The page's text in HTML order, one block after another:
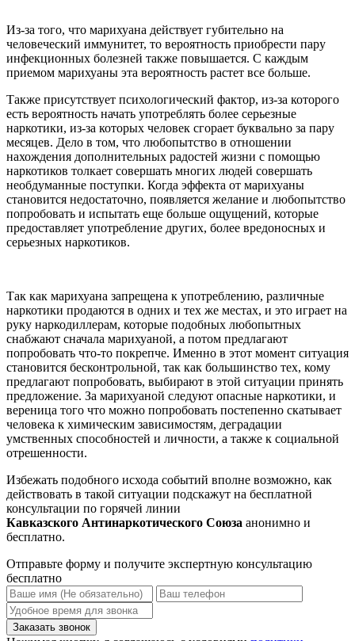
Из-за того, что марихуана действует губительно на
человеческий иммунитет, то вероятность приобрести пару
инфекционных болезней также повышается. С каждым
приемом марихуаны эта вероятность растет все больше.
Также присутствует психологический фактор, из-за которого
есть вероятность начать употреблять более серьезные
наркотики, из-за которых человек сгорает буквально за пару
месяцев. Дело в том, что любопытство в отношении
нахождения дополнительных радостей жизни с помощью
наркотиков толкает совершать многих людей совершать
необдуманные поступки. Когда эффекта от марихуаны
становится недостаточно, появляется желание и любопытство
попробовать и испытать еще больше ощущений, которые
предоставляет употребление других, более вредоносных и
серьезных наркотиков.
Так как марихуана запрещена к употреблению, различные
наркотики продаются в одних и тех же местах, и это играет на
руку наркодиллерам, которые подобных любопытных
снабжают сначала марихуаной, а потом предлагают
попробовать что-то покрепче. Именно в этот момент ситуация
становится бесконтрольной, так как большинство тех, кому
предлагают попробовать, выбирают в этой ситуации принять
предложение. За марихуаной следуют опасные наркотики, и
вереница того что можно попробовать постепенно скатывает
человека к химическим зависимостям, деградации
умственных способностей и личности, а также к социальной
отрешенности.
Избежать подобного исхода событий вполне возможно, как
действовать в такой ситуации подскажут на бесплатной
консультации по горячей линии
Кавказского Антинаркотического Союза анонимно и
бесплатно.
Отправьте форму и получите экспертную консультацию
бесплатно